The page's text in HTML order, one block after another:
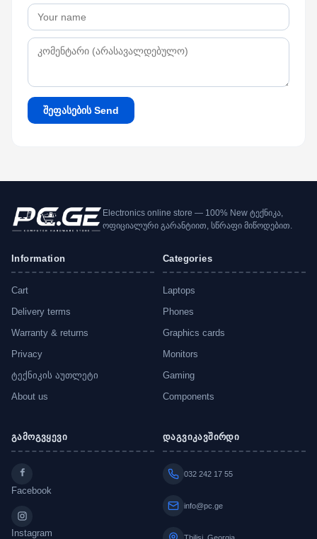
შეფასების Send
Electronics online store — 100% New ტექნიკა,
ოფიციალური გარანტიით, სწრაფი მიწოდებით.
Information
Cart
Delivery terms
Warranty & returns
Privacy
ტექნიკის აუთლეტი
About us
Categories
Laptops
Phones
Graphics cards
Monitors
Gaming
Components
გამოგვყევი
Facebook
Instagram
დაგვიკავშირდი
032 242 17 55
info@pc.ge